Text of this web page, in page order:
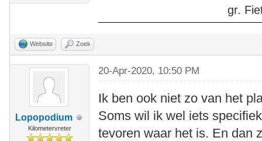
gr.
Website Zoek
Lopopodium
Kilometervreter
20-Apr-2020, 10:50 PM
Ik ben ook niet zo van het
Soms wil ik wel iets
tevoren waar het is. En dan